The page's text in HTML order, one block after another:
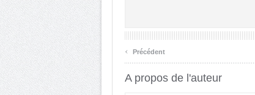
‹ Précédent
A propos de l'auteur